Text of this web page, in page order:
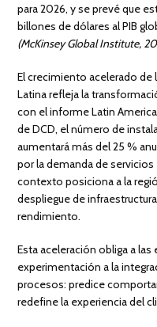
para 2026, y se prevé que
billones de dólares al PIB
(McKinsey Global Institute,
El crecimiento acelerado
Latina refleja la
con el informe Latin
de DCD, el número de
aumentará más del 25 %
por la demanda de servicios
contexto posiciona a la
despliegue de
rendimiento.
Esta aceleración obliga a las
experimentación a la
procesos: predice
redefine la experiencia del